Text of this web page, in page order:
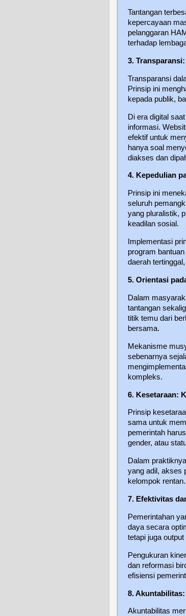
Tantangan
kepercayaan
pelanggaran
terhadap
3.
Transparansi
Prinsip ini
kepada publik,
Di era digital
informasi.
efektif untuk
hanya soal
diakses dan
4. Kepedulian
Prinsip ini
seluruh
yang pluralistik,
keadilan sosial.
Implementasi
program
daerah
5. Orientasi
Dalam
tantangan
titik temu dari
bersama.
Mekanisme
sebenarnya
kompleks.
6. Kesetaraan:
Prinsip
sama untuk
pemerintah
gender, atau
Dalam
yang adil, akses
kelompok rentan.
7. Efektivitas
Pemerintahan
daya secara
tetapi juga
Pengukuran
dan reformasi
efisiensi
8.
Akuntabilitas